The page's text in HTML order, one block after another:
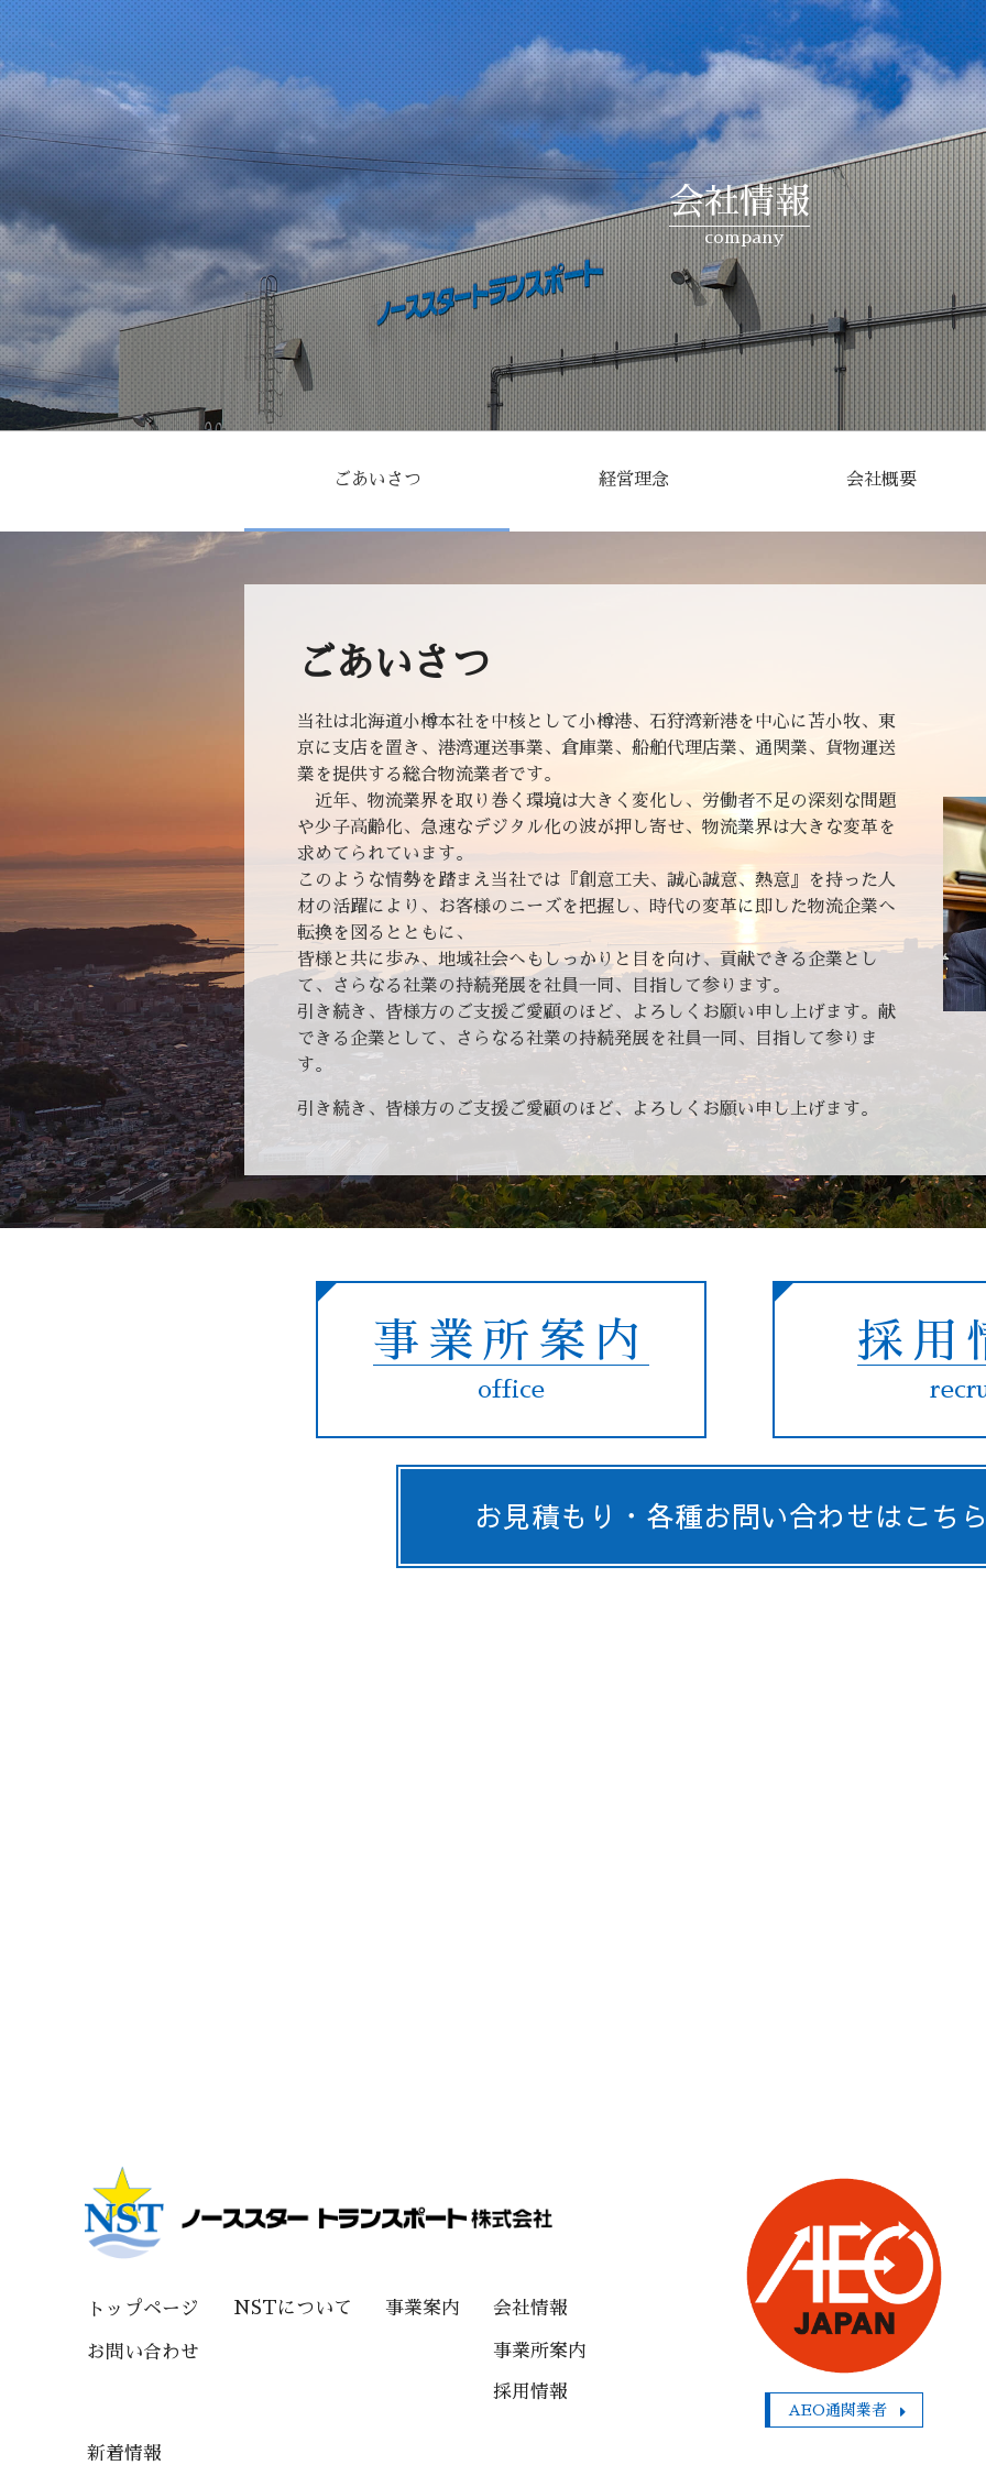
コ
ン
テ
ン
ツ
へ
ス
ッ
プ
会社情報
ごあいさつ 経営理念 会社概要
ごあいさつ
当社は北海道小樽本社を中核として小樽港、石狩湾新港を中心に苫小牧、東
京に支店を置き、港湾運送事業、倉庫業、船舶代理店業、通関業、貨物運送
業を提供する総合物流業者です。
近年、物流業界を取り巻く環境は大きく変化し、労働者不足の深刻な問題
や少子高齢化、急速なデジタル化の波が押し寄せ、物流業界は大きな変革を
求めてられています。
このような情勢を踏まえ当社では『創意工夫、誠心誠意、熱意』を持った人
材の活躍により、お客様のニーズを把握し、時代の変革に即した物流企業へ
転換を図るとともに、
皆様と共に歩み、地域社会へもしっかりと目を向け、貢献できる企業とし
て、さらなる社業の持続発展を社員一同、目指して参ります。
引き続き、皆様方のご支援ご愛顧のほど、よろしくお願い申し上げます。献
できる企業として、さらなる社業の持続発展を社員一同、目指して参りま
す。
引き続き、皆様方のご支援ご愛顧のほど、よろしくお願い申し上げます。
事業所案内
office
採用
お見積もり・各種お問い合わせはこち
トップページ NSTについて 事業案内 会社情報
事業所案内
採用情報
新着情報
お問い合わせ
AEO通関業者